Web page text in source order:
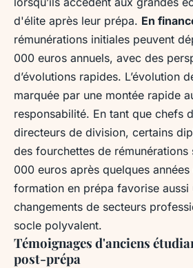
d'élite après leur prépa. En
rémunérations initiales peuvent
000 euros annuels, avec des
d’évolutions rapides. L’évolution
marquée par une montée rapide
responsabilité. En tant que chefs
directeurs de division, certains
des fourchettes de rémunérations
000 euros après quelques années
formation en prépa favorise aussi
changements de secteurs
socle polyvalent.
Témoignages d'anciens
post-prépa